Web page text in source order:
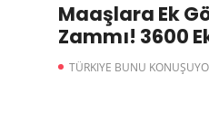
Maaşlara Ek
Zammı! 3600
Kimleri
TÜRKIYE BUNU